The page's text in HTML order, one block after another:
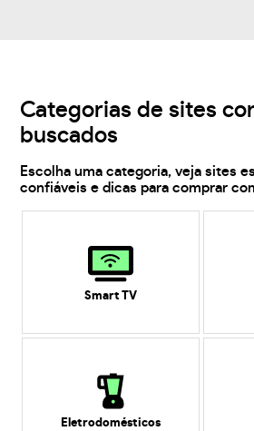
Categorias de sites
buscados
Escolha uma categoria, veja sites
confiáveis e dicas para comprar
Smart TV
Eletrodomésticos